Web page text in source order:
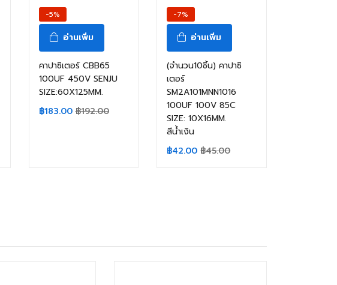
-5%
อ่านเพิ่ม
คาปาซิเตอร์ CBB65
100UF 450V SENJU
SIZE:60X125MM.
฿183.00 ฿192.00
-7%
อ่านเพิ่ม
(จำนวน10ชิ้น) คาปาซิ
เตอร์
SM2A101MNN1016
100UF 100V 85C
SIZE: 10X16MM.
สีน้ำเงิน
฿42.00 ฿45.00